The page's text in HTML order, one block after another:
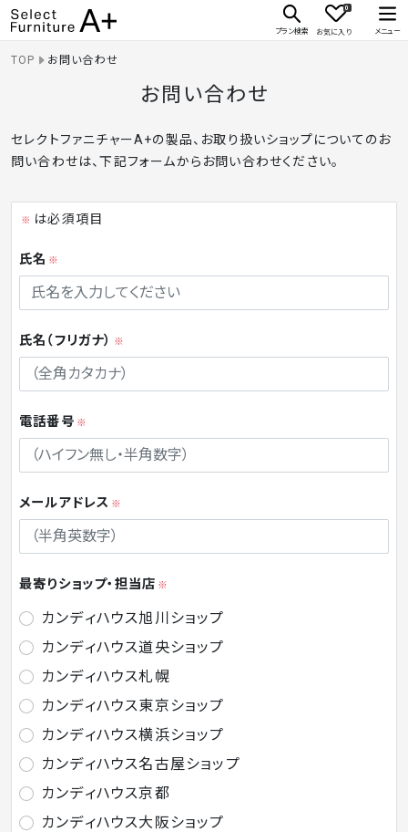
Select Furniture A+
プラン検索 メニュー
0
お気に入り
TOP お問い合わせ
お問い合わせ
セレクトファニチャーA+の製品、お取り扱いショップについてのお
問い合わせは、下記フォームからお問い合わせください。
※ は必須項目
氏名 ※
氏名（フリガナ） ※
電話番号 ※
メールアドレス ※
最寄りショップ・担当店 ※
カンディハウス旭川ショップ
カンディハウス道央ショップ
カンディハウス札幌
カンディハウス東京ショップ
カンディハウス横浜ショップ
カンディハウス名古屋ショップ
カンディハウス京都
カンディハウス大阪ショップ